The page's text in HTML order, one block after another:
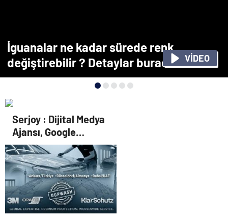
İguanalar ne kadar sürede renk
değiştirebilir ? Detaylar burada…VİDEO
Serjoy : Dijital Medya
Ajansı, Google
Reklam Ajansı, SEO
Ajansı ve Web
Tasarım Ajansı